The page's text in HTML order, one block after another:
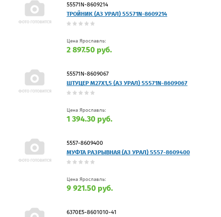
55571N-8609214
ТРОЙНИК (АЗ УРАЛ) 55571N-8609214
Цена Ярославль:
2 897.50 руб.
55571N-8609067
ШТУЦЕР М27Х1,5 (АЗ УРАЛ) 55571N-8609067
Цена Ярославль:
1 394.30 руб.
5557-8609400
МУФТА РАЗРЫВНАЯ (АЗ УРАЛ) 5557-8609400
Цена Ярославль:
9 921.50 руб.
6370Е5-8601010-41